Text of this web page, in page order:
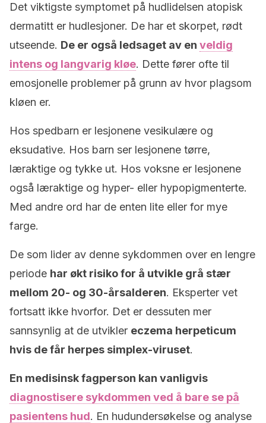
Det viktigste symptomet på hudlidelsen atopisk
dermatitt er hudlesjoner. De har et skorpet, rødt
utseende. De er også ledsaget av en veldig
intens og langvarig kløe. Dette fører ofte til
emosjonelle problemer på grunn av hvor plagsom
kløen er.
Hos spedbarn er lesjonene vesikulære og
eksudative. Hos barn ser lesjonene tørre,
læraktige og tykke ut. Hos voksne er lesjonene
også læraktige og hyper- eller hypopigmenterte.
Med andre ord har de enten lite eller for mye
farge.
De som lider av denne sykdommen over en lengre
periode har økt risiko for å utvikle grå stær
mellom 20- og 30-årsalderen. Eksperter vet
fortsatt ikke hvorfor. Det er dessuten mer
sannsynlig at de utvikler eczema herpeticum
hvis de får herpes simplex-viruset.
En medisinsk fagperson kan vanligvis
diagnostisere sykdommen ved å bare se på
pasientens hud. En hudundersøkelse og analyse